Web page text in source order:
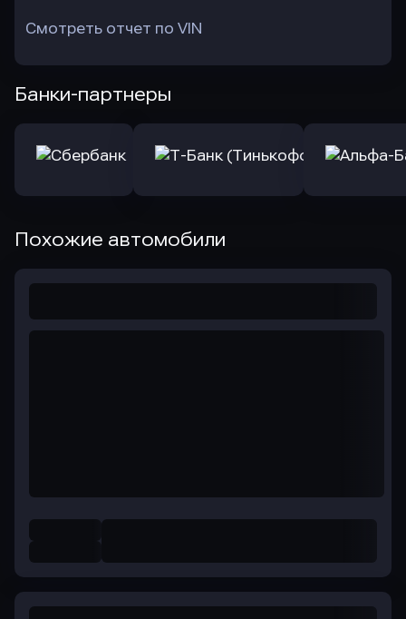
Смотреть отчет по VIN
Банки-партнеры
Похожие автомобили